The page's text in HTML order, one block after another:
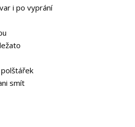
i po vyprání
smít